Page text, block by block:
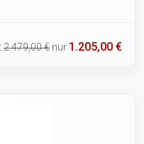
2.479,00 € nur 1.205,00 €